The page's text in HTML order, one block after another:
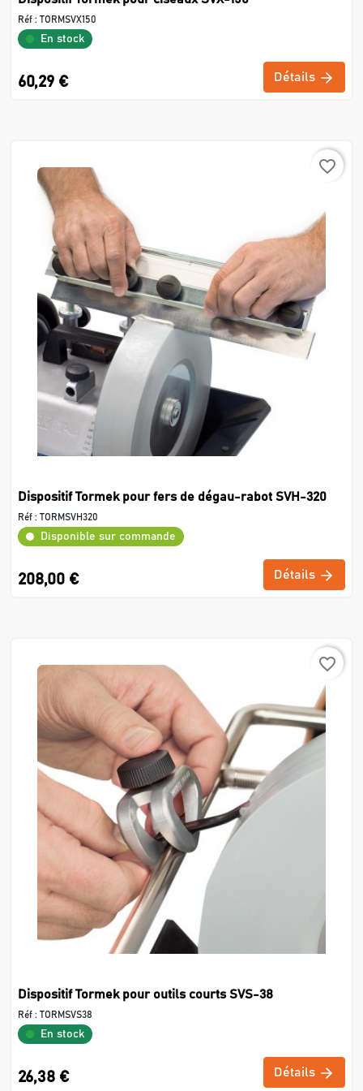
Réf :TORMSVX150
En stock
60,29 € Détails
favorite_border
Dispositif Tormek pour fers de dégau-rabot SVH-320
Réf :TORMSVH320
Disponible sur commande
208,00 € Détails
favorite_border
Dispositif Tormek pour outils courts SVS-38
Réf :TORMSVS38
En stock
26,38 € Détails